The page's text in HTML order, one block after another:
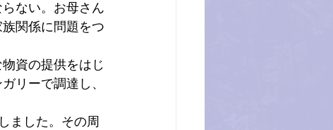
ない。お母さん
関係に問題をつ
資の提供をはじ
リーで調達し、
ました。その周